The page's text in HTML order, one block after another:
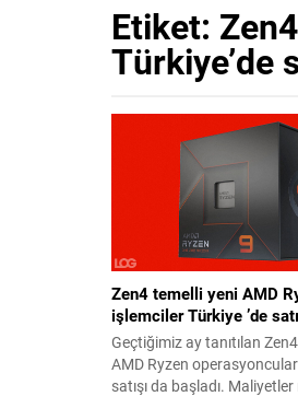
Etiket:
Türkiye’de
Zen4 temelli yeni AMD
işlemciler Türkiye ’de
Geçtiğimiz ay tanıtılan
AMD Ryzen
satışı da başladı. Maliyetler